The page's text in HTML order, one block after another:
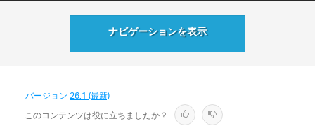
ナビゲーションを表示
バージョン26.1 (最新)
このコンテンツは役に立ちましたか？